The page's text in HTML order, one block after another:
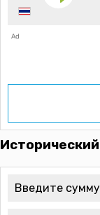
Ad